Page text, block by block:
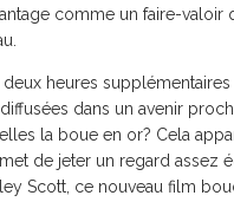
comme un faire-valoir
deux heures
dans un avenir
la boue en or? Cela
de jeter un regard assez
Scott, ce nouveau film